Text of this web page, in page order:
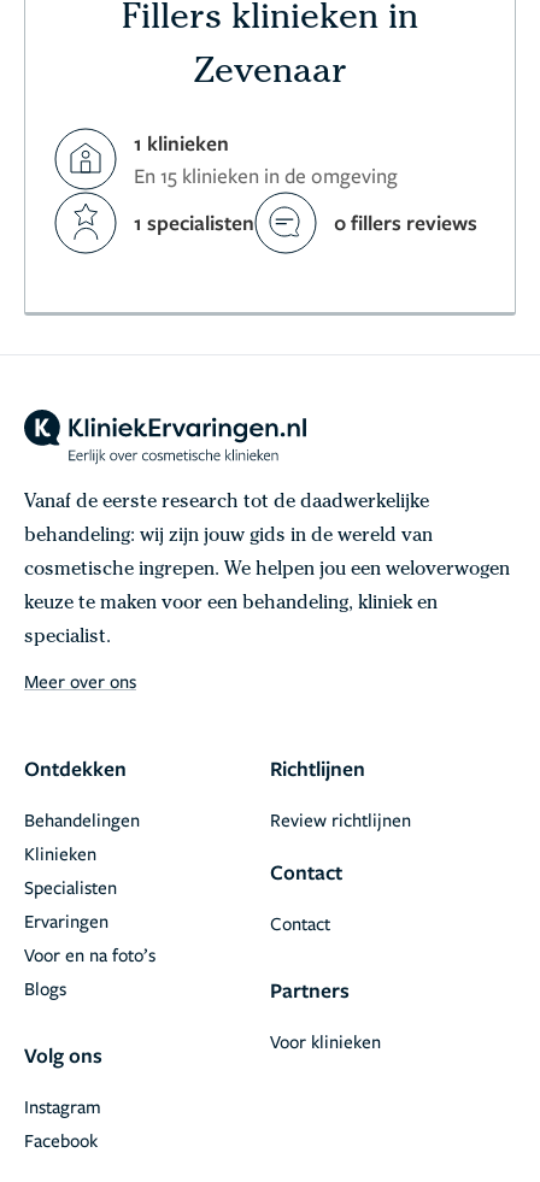
Fillers klinieken in
Zevenaar
1 klinieken
En 15 klinieken in de omgeving
1 specialisten
0 fillers reviews
Vanaf de eerste research tot de daadwerkelijke
behandeling: wij zijn jouw gids in de wereld van
cosmetische ingrepen. We helpen jou een weloverwogen
keuze te maken voor een behandeling, kliniek en
specialist.
Meer over ons
Ontdekken
Behandelingen
Klinieken
Specialisten
Ervaringen
Voor en na foto’s
Blogs
Volg ons
Facebook
Instagram
Richtlijnen
Review richtlijnen
Contact
Contact
Partners
Voor klinieken